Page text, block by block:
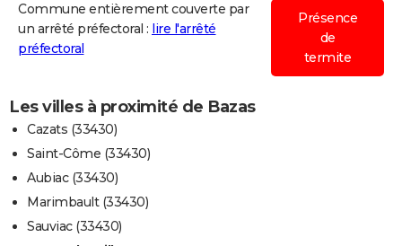
Commune entièrement couverte par
un arrêté préfectoral : lire l'arrêté
préfectoral
Présence
de
termite
Les villes à proximité de Bazas
Cazats (33430)
Saint-Côme (33430)
Aubiac (33430)
Marimbault (33430)
Sauviac (33430)